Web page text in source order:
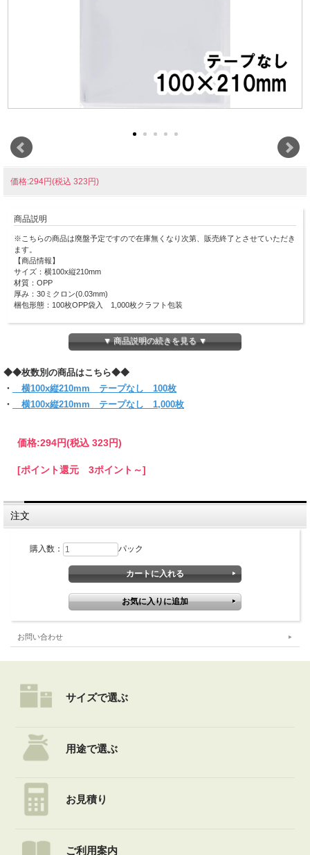
価格:294円(税込 323円)
商品説明
※こちらの商品は廃盤予定ですので在庫無くなり次第、販売終了とさせていただき
ます。
【商品情報】
サイズ：横100x縦210mm
材質：OPP
厚み：30ミクロン(0.03mm)
梱包形態：100枚OPP袋入 1,000枚クラフト包装
ピッタリ・スリムなラッピングにも適しています！
小物のラッピングやパーツの整理などにも最適です。
かめください)
【クリックポスト対象商品】
●クリックポスト対象商品で、サイズ横25x縦34ｘ厚さ3cmのパッケージに収まる
1通で入らない時など、発送方法についての問い合わせをする場合がございます。
必ず【ご注文確定メール】をご確認ください。
●お届けはポスト投函です。
▼ 商品説明の続きを見る ▼
◆◆枚数別の商品はこちら◆◆
・
横100x縦210mm テープなし 100枚
・
横100x縦210mm テープなし 1,000枚
価格:294円(税込 323円)
[ポイント還元 3ポイント～]
注文
購入数： パック
お問い合わせ
サイズで選ぶ
用途で選ぶ
お見積り
ご利用案内